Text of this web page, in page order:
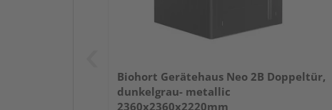
Biohort Gerätehaus Neo 2B Doppeltür,
dunkelgrau- metallic
2360x2360x2220mm